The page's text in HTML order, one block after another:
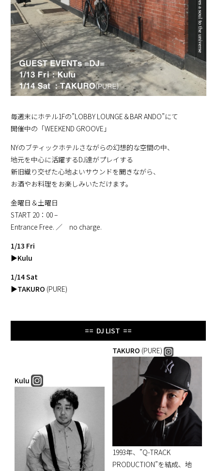
毎週末にホテル1Fの”LOBBY LOUNGE＆BAR ANDO”にて
開催中の「WEEKEND GROOVE」
NYのブティックホテルさながらの幻想的な空間の中、
地元を中心に活躍するDJ達がプレイする
新旧織り交ぜた心地よいサウンドを聞きながら、
お酒やお料理をお楽しみいただけます。
金曜日＆土曜日
START 20：00 –
Entrance Free. ／ no charge.
1/13 Fri
▶Kulu
1/14 Sat
▶TAKURO (PURE)
== DJ LIST ==
Kulu
TAKURO (PURE)
1993年、”Q-TRACK
PRODUCTION”を結成、地